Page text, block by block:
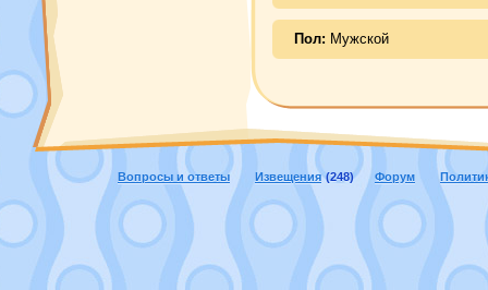
Пол: Мужской
Вопросы и ответы Извещения (248) Форум